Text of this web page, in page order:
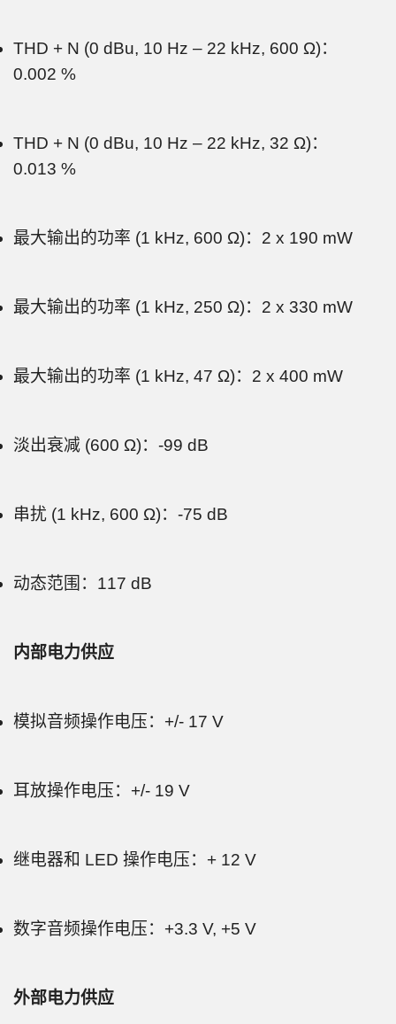
THD + N (0 dBu, 10 Hz – 22 kHz, 600 Ω)：
0.002 %
THD + N (0 dBu, 10 Hz – 22 kHz, 32 Ω)：
0.013 %
最大输出的功率 (1 kHz, 600 Ω)：2 x 190 mW
最大输出的功率 (1 kHz, 250 Ω)：2 x 330 mW
最大输出的功率 (1 kHz, 47 Ω)：2 x 400 mW
淡出衰减 (600 Ω)：-99 dB
串扰 (1 kHz, 600 Ω)：-75 dB
动态范围：117 dB
内部电力供应
模拟音频操作电压：+/- 17 V
耳放操作电压：+/- 19 V
继电器和 LED 操作电压：+ 12 V
数字音频操作电压：+3.3 V, +5 V
外部电力供应